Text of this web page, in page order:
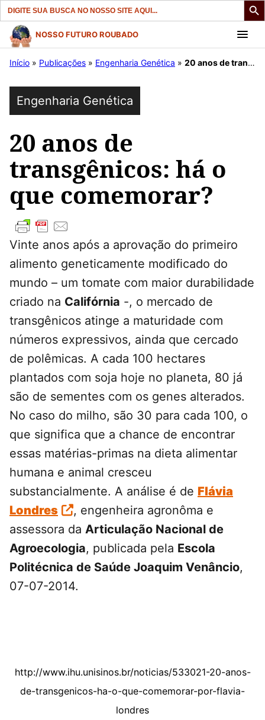
Search
for:
Pular
para
conteúdo
NOSSO FUTURO ROUBADO
Início » Publicações » Engenharia Genética » 20 anos de transgênicos: há o que comemorar?
Engenharia Genética
20 anos de
transgênicos: há o
que comemorar?
Vinte anos após a aprovação do primeiro
alimento geneticamente modificado do
mundo – um tomate com maior durabilidade
criado na Califórnia -, o mercado de
transgênicos atinge a maturidade com
números expressivos, ainda que cercado
de polêmicas. A cada 100 hectares
plantados com soja hoje no planeta, 80 já
são de sementes com os genes alterados.
No caso do milho, são 30 para cada 100, o
que significa que a chance de encontrar
essas matérias-primas na dieta alimentar
humana e animal cresceu
substancialmente. A análise é de Flávia
Londres
, engenheira agronôma e
assessora da Articulação Nacional de
Agroecologia, publicada pela Escola
Politécnica de Saúde Joaquim Venâncio,
07-07-2014.
http://www.ihu.unisinos.br/noticias/533021-20-anos-
de-transgenicos-ha-o-que-comemorar-por-flavia-
londres